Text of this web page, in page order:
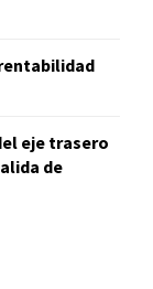
eje trasero
de